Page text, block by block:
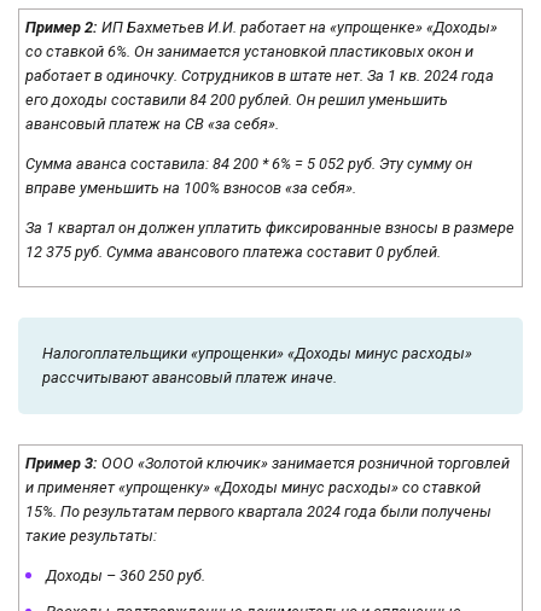
Пример 2: ИП Бахметьев И.И. работает на «упрощенке» «Доходы»
со ставкой 6%. Он занимается установкой пластиковых окон и
работает в одиночку. Сотрудников в штате нет. За 1 кв. 2024 года
его доходы составили 84 200 рублей. Он решил уменьшить
авансовый платеж на СВ «за себя».
Сумма аванса составила: 84 200 * 6% = 5 052 руб. Эту сумму он
вправе уменьшить на 100% взносов «за себя».
За 1 квартал он должен уплатить фиксированные взносы в размере
12 375 руб. Сумма авансового платежа составит 0 рублей.
Налогоплательщики «упрощенки» «Доходы минус расходы»
рассчитывают авансовый платеж иначе.
Пример 3: ООО «Золотой ключик» занимается розничной торговлей
и применяет «упрощенку» «Доходы минус расходы» со ставкой
15%. По результатам первого квартала 2024 года были получены
такие результаты:
Доходы – 360 250 руб.